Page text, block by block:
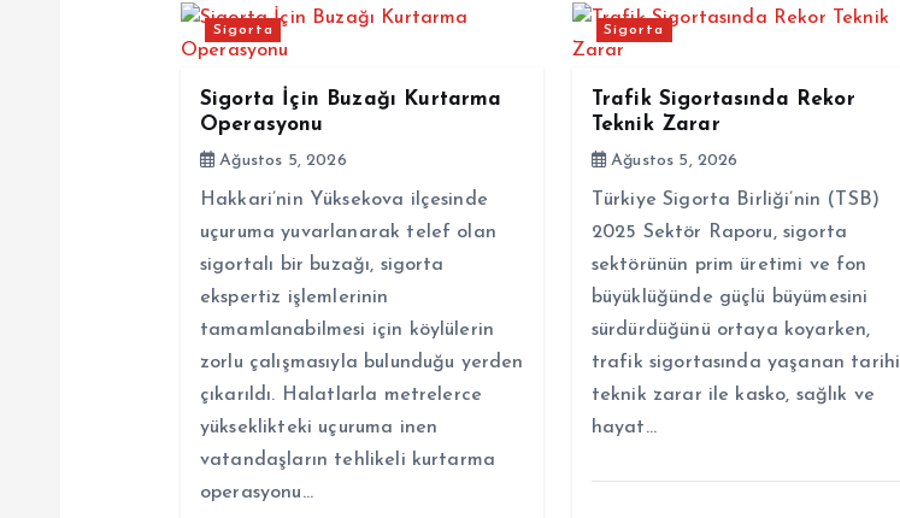
Sigorta
Sigorta İçin Buzağı Kurtarma
Operasyonu
Ağustos 5, 2026
Hakkari’nin Yüksekova ilçesinde
uçuruma yuvarlanarak telef olan
sigortalı bir buzağı, sigorta
ekspertiz işlemlerinin
tamamlanabilmesi için köylülerin
zorlu çalışmasıyla bulunduğu yerden
çıkarıldı. Halatlarla metrelerce
yükseklikteki uçuruma inen
vatandaşların tehlikeli kurtarma
operasyonu…
Sigorta
Trafik Sigortasında Rekor
Teknik Zarar
Ağustos 5, 2026
Türkiye Sigorta Birliği’nin (TSB)
2025 Sektör Raporu, sigorta
sektörünün prim üretimi ve fon
büyüklüğünde güçlü büyümesini
sürdürdüğünü ortaya koyarken,
trafik sigortasında yaşanan tarihi
teknik zarar ile kasko, sağlık ve
hayat…